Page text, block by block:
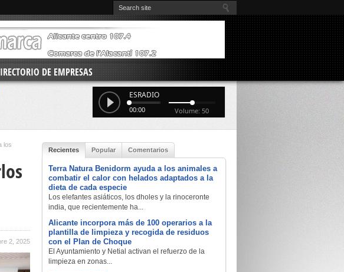
DE EMPRESAS
ESRADIO
00:00 Volume: 50
los
2, 2025
Recientes Popular Comentarios
Terra Natura Benidorm ayuda a los animales a
combatir el calor con helados adaptados a la
dieta de cada especie
Los elefantes asiáticos, los dholes y la rinoceronte
india, que recientemente ha...
Alicante incorpora más de 100 operarios a la
plantilla de limpieza y recogida de residuos
con el Plan de Choque
El Ayuntamiento y Netial activan el refuerzo de la
limpieza en zonas...